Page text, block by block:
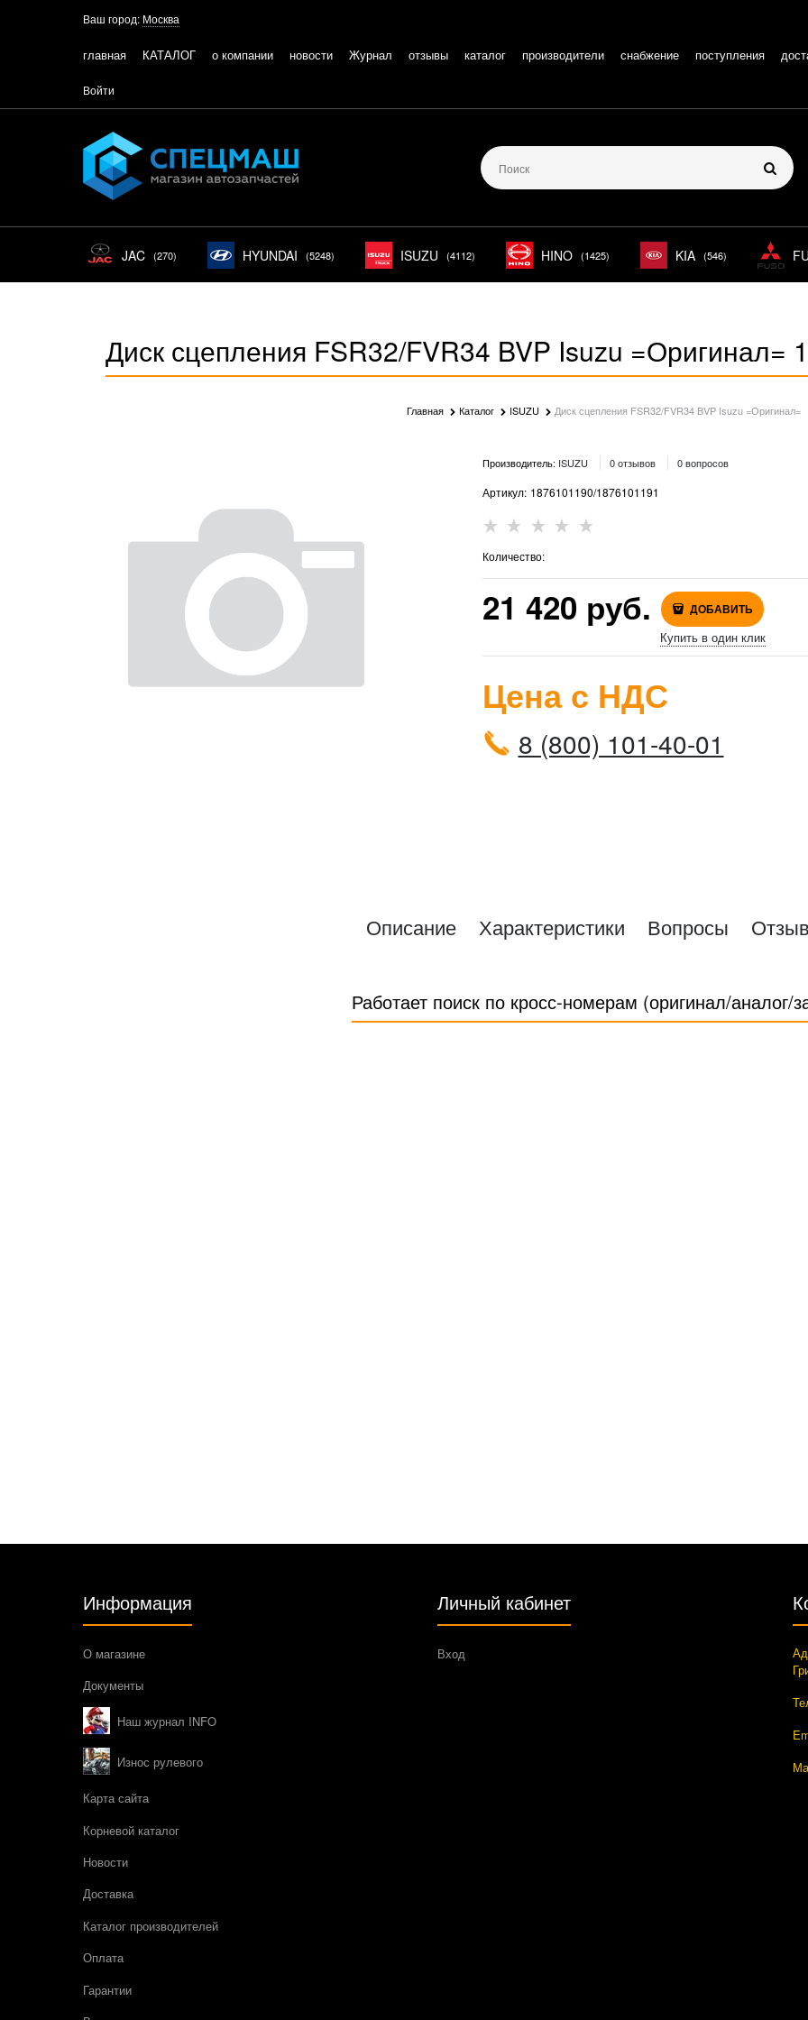
Ваш город: Москва
главная КАТАЛОГ о компании новости Журнал отзывы каталог производители снабжение поступления
Войти
JAC (270) HYUNDAI (5248) ISUZU (4112) HINO (1425) KIA (546)
Диск сцепления FSR32/FVR34 BVP Isuzu =Оригинал=
Главная Каталог ISUZU Диск сцепления FSR32/FVR34 BVP Isuzu =Оригинал=
Производитель: ISUZU 0 отзывов 0 вопросов
Артикул: 1876101190/1876101191
Количество:
21 420 руб. ДОБАВИТЬ
Купить в один клик
Цена с НДС
8 (800) 101-40-01
Описание Характеристики Вопросы
Работает поиск по кросс-номерам (оригинал/аналог/
Информация
О магазине
Документы
Наш журнал INFO
Износ рулевого
Карта сайта
Корневой каталог
Новости
Доставка
Каталог производителей
Оплата
Гарантии
Личный кабинет
Вход